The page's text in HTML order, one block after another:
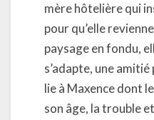
mère hôtelière qui
pour qu’elle
paysage en fondu,
s’adapte, une
lie à Maxence dont
son âge, la trouble